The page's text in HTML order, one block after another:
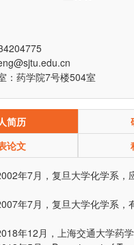
：药学院7号楼504室
简历
论文
年7月，复旦大学化学系，
年7月，复旦大学化学系，
年12月，上海交通大学药